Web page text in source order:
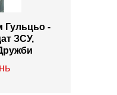
Гульцьо -
ЗСУ,